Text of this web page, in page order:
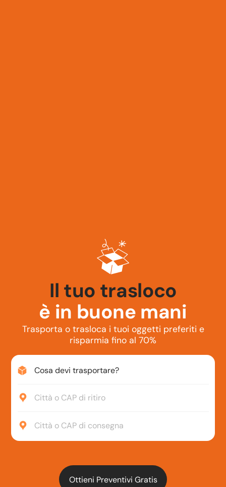
La tua auto
è in buone mani
Trasporta o trasloca i tuoi oggetti preferiti e
risparmia fino al 70%
Cosa devi trasportare?
Città o CAP di ritiro
Città o CAP di consegna